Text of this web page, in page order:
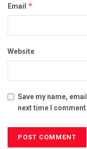
Email *
Website
Save my name,
next time I comment.